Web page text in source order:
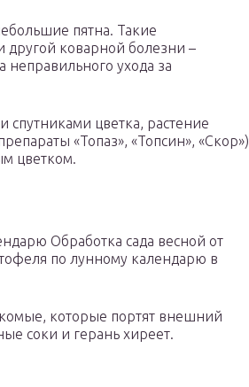
пятна. Такие
другой коварной болезни –
неправильного ухода за
спутниками цветка, растение
«Топаз», «Топсин», «Скор»)
цветком.
Обработка сада весной от
по лунному календарю в
которые портят внешний
соки и герань хиреет.